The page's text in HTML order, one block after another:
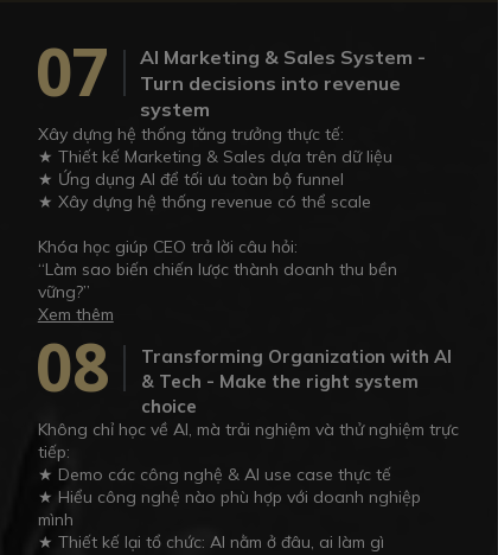
08
Transforming Organization with AI
& Tech - Make the right system
choice
Không chỉ học về AI, mà trải nghiệm và thử nghiệm trực
tiếp:
★ Demo các công nghệ & AI use case thực tế
★ Hiểu công nghệ nào phù hợp với doanh nghiệp
mình
★ Thiết kế lại tổ chức: AI nằm ở đâu, ai làm gì
07
AI Marketing & Sales System -
Turn decisions into revenue
system
Xây dựng hệ thống tăng trưởng thực tế:
★ Thiết kế Marketing & Sales dựa trên dữ liệu
★ Ứng dụng AI để tối ưu toàn bộ funnel
★ Xây dựng hệ thống revenue có thể scale
Khóa học giúp CEO trả lời câu hỏi:
“Làm sao biến chiến lược thành doanh thu bền
vững?”
Xem thêm